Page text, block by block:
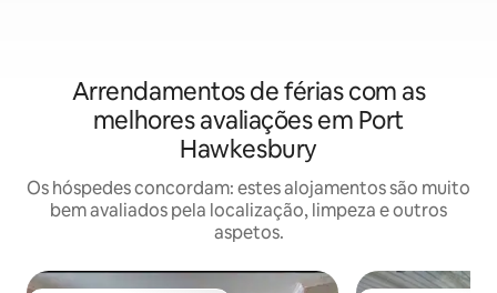
Arrendamentos de férias com as
melhores avaliações em Port
Hawkesbury
Os hóspedes concordam: estes alojamentos são muito
bem avaliados pela localização, limpeza e outros
aspetos.